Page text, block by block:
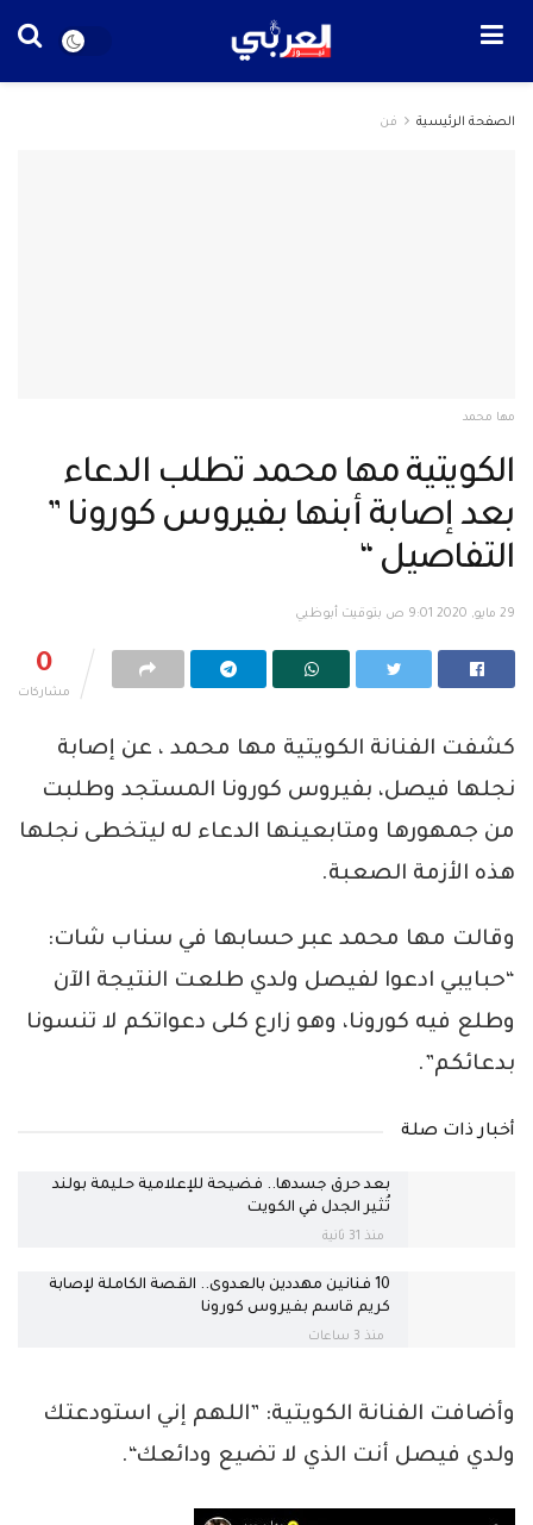
الصفحة الرئيسية فن
مها محمد
الكويتية مها محمد تطلب الدعاء
بعد إصابة أبنها بفيروس كورونا ”
التفاصيل “
29 مايو, 2020 9:01 ص بتوقيت أبوظبي
0
مشاركات
كشفت الفنانة الكويتية مها محمد ، عن إصابة
نجلها فيصل، بفيروس كورونا المستجد وطلبت
من جمهورها ومتابعينها الدعاء له ليتخطى نجلها
هذه الأزمة الصعبة.
وقالت مها محمد عبر حسابها في سناب شات:
“حبايبي ادعوا لفيصل ولدي طلعت النتيجة الآن
وطلع فيه كورونا، وهو زارع كلى دعواتكم لا تنسونا
بدعائكم”.
أخبار ذات صلة
بعد حرق جسدها.. فضيحة للإعلامية حليمة بولند
تُثير الجدل في الكويت
منذ 31 ثانية
10 فنانين مهددين بالعدوى.. القصة الكاملة لإصابة
كريم قاسم بفيروس كورونا
منذ 3 ساعات
وأضافت الفنانة الكويتية: ”اللهم إني استودعتك
ولدي فيصل أنت الذي لا تضيع ودائعك“.